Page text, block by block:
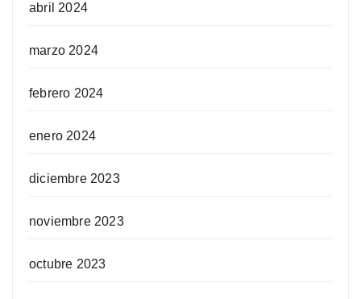
abril 2024
marzo 2024
febrero 2024
enero 2024
diciembre 2023
noviembre 2023
octubre 2023